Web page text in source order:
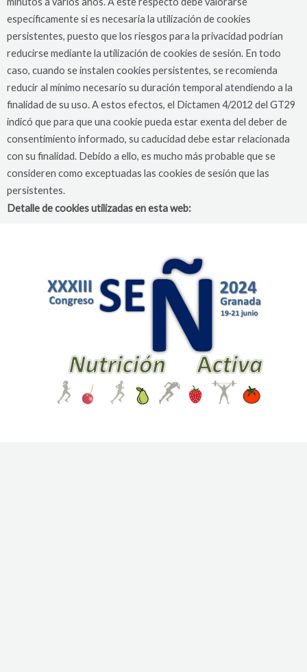
específicamente si es necesaria la utilización de cookies
persistentes, puesto que los riesgos para la privacidad podrían
reducirse mediante la utilización de cookies de sesión. En todo
caso, cuando se instalen cookies persistentes, se recomienda
reducir al mínimo necesario su duración temporal atendiendo a la
finalidad de su uso. A estos efectos, el Dictamen 4/2012 del GT29
indicó que para que una cookie pueda estar exenta del deber de
consentimiento informado, su caducidad debe estar relacionada
con su finalidad. Debido a ello, es mucho más probable que se
consideren como exceptuadas las cookies de sesión que las
persistentes.
Detalle de cookies utilizadas en esta web: